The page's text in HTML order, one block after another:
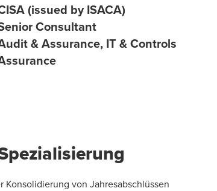
(issued by ISACA)
Consultant
& Assurance, IT & Controls
Konsolidierung von Jahresabschlüssen